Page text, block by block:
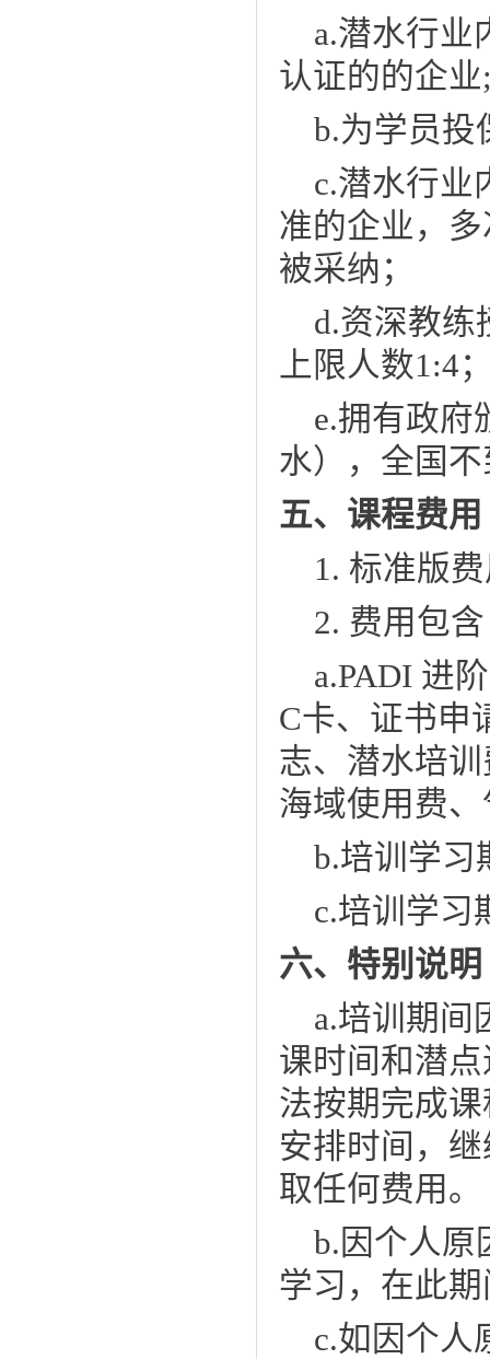
a.潜水行业
认证的的企业
b.为学员投
c.潜水行业
准的企业，
被采纳 ；
d.资深教练
上限人数1:4
e.拥有政府
水），全国
五、课程费用
1. 标准版
2. 费用包含
a.PADI 进阶
C卡、证书申
志、 潜水培
海域使用费、
b.培训学习
c.培训学习
六、特别说明
a.培训期间
课时间和潜
法按期完成
安排时间，
取任何费用 。
b.因个人原
学习，在此
c.如因个人